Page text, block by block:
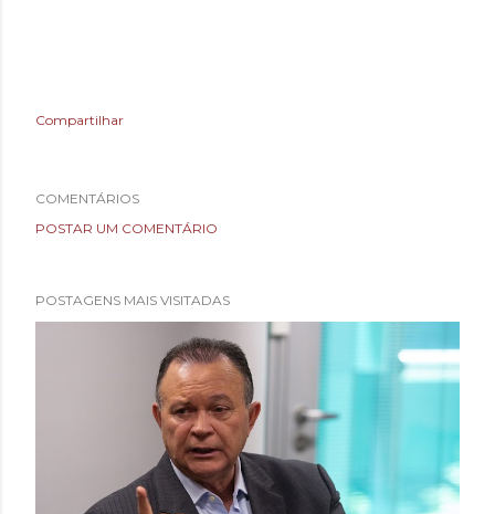
Compartilhar
COMENTÁRIOS
POSTAR UM COMENTÁRIO
POSTAGENS MAIS VISITADAS